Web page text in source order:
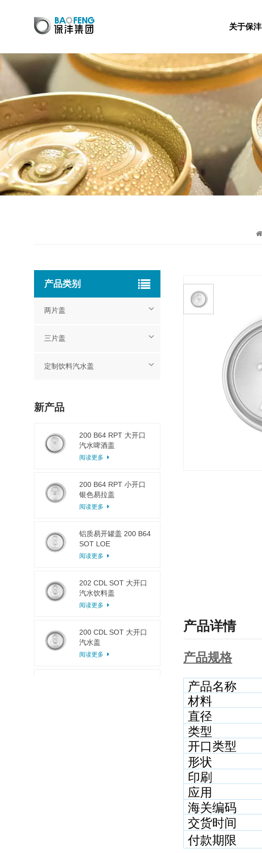
关于保沣
产品详情
产品规格
产品名称
材料
直径
类型
开口类型
形状
印刷
应用
海关编码
交货时间
付款期限
产品类别
两片盖
三片盖
定制饮料汽水盖
新产品
200 B64 RPT 大开口
汽水啤酒盖
阅读更多
200 B64 RPT 小开口
银色易拉盖
阅读更多
铝质易开罐盖 200 B64
SOT LOE
阅读更多
202 CDL SOT 大开口
汽水饮料盖
阅读更多
200 CDL SOT 大开口
汽水盖
阅读更多